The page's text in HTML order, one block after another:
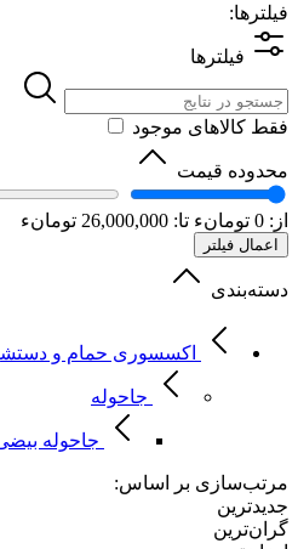
فیلترها:
فیلترها
فقط کالاهای موجود
محدوده قیمت
از: 0 تومانء تا: 26,000,000 تومانء
اعمال فیلتر
دسته‌بندی
اکسسوری حمام و
جاحوله
جاحوله
مرتب‌سازی بر اساس:
جدیدترین
گران‌ترین